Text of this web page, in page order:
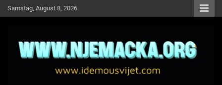
Skip
to
Samstag, August 8, 2026